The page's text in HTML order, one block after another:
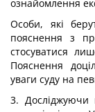
ознайомлення
Особи, які
пояснення з
стосуватися
Пояснення
уваги суду на
3. Досліджуючи